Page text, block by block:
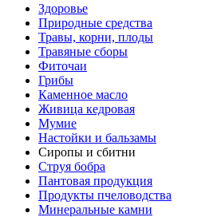
Здоровье
Природные средства
Травы, корни, плоды
Травяные сборы
Фиточаи
Грибы
Каменное масло
Живица кедровая
Мумие
Настойки и бальзамы
Сиропы и сбитни
Струя бобра
Пантовая продукция
Продукты пчеловодства
Минеральные камни